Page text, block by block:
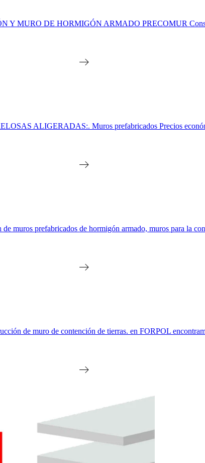
DE HORMIGÓN ARMADO PRECOMUR
ALIGERADAS:. Muros prefabricados Precios
prefabricados de hormigón armado, muros para la
de muro de contención de tierras. en FORPOL